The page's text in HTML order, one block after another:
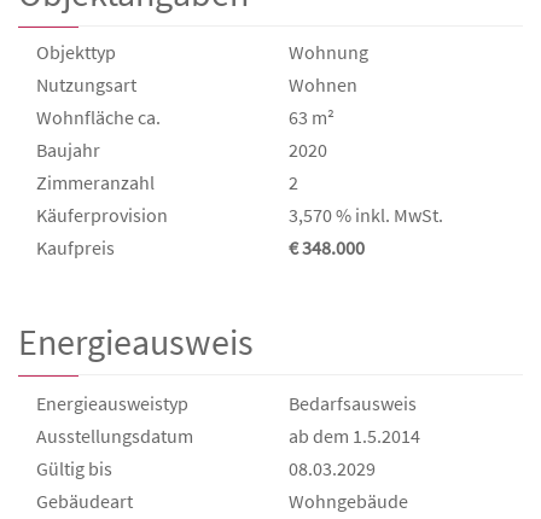
Objekttyp
Wohnung
Nutzungsart
Wohnen
Wohnfläche ca.
63 m²
Baujahr
2020
Zimmeranzahl
2
Käufer­provision
3,570 % inkl. MwSt.
Kaufpreis
€ 348.000
Energieausweis
Energieausweistyp
Bedarfs­ausweis
Ausstellungsdatum
ab dem 1.5.2014
Gültig bis
08.03.2029
Gebäudeart
Wohngebäude